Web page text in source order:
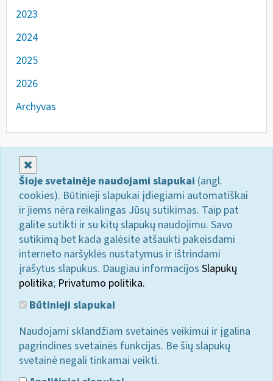
2023
2024
2025
2026
Archyvas
Šioje svetainėje naudojami slapukai (angl.
cookies). Būtinieji slapukai įdiegiami automatiškai
ir jiems nėra reikalingas Jūsų sutikimas. Taip pat
galite sutikti ir su kitų slapukų naudojimu. Savo
sutikimą bet kada galėsite atšaukti pakeisdami
interneto naršyklės nustatymus ir ištrindami
įrašytus slapukus. Daugiau informacijos Slapukų
politika; Privatumo politika.
Būtinieji slapukai
Naudojami sklandžiam svetainės veikimui ir įgalina
pagrindines svetainės funkcijas. Be šių slapukų
svetainė negali tinkamai veikti.